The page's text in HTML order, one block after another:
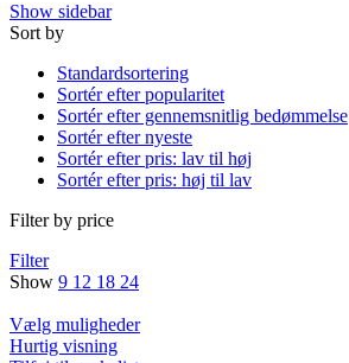
Show sidebar
Sort by
Standardsortering
Sortér efter popularitet
Sortér efter gennemsnitlig bedømmelse
Sortér efter nyeste
Sortér efter pris: lav til høj
Sortér efter pris: høj til lav
Filter by price
Filter
Show 9 12 18 24
Vælg mulighederDette
Hurtig visning